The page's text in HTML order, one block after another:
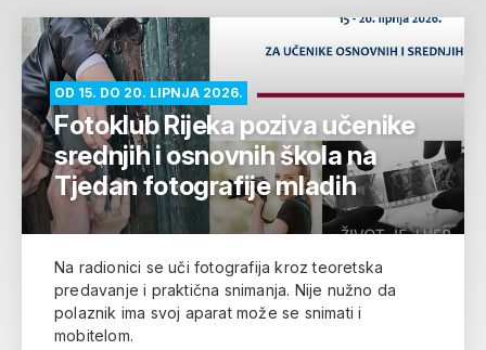
OD 15. DO 20. LIPNJA 2026.
Fotoklub Rijeka poziva učenike
srednjih i osnovnih škola na
Tjedan fotografije mladih
Na radionici se uči fotografija kroz teoretska
predavanje i praktična snimanja. Nije nužno da
polaznik ima svoj aparat može se snimati i
mobitelom.